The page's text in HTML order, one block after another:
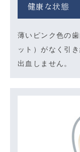
健康な状態
薄いピンク色の
ット）がなく引
出血しません。